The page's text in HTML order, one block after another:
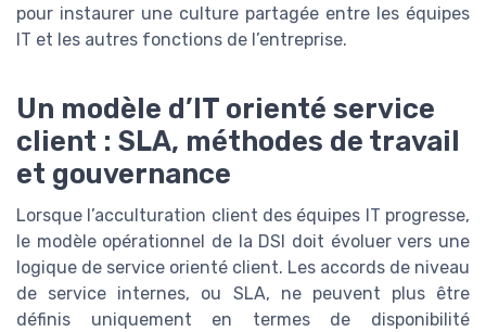
pour instaurer une culture partagée entre les équipes
IT et les autres fonctions de l’entreprise.
Un modèle d’IT orienté service
client : SLA, méthodes de travail
et gouvernance
Lorsque l’acculturation client des équipes IT progresse,
le modèle opérationnel de la DSI doit évoluer vers une
logique de service orienté client. Les accords de niveau
de service internes, ou SLA, ne peuvent plus être
définis uniquement en termes de disponibilité